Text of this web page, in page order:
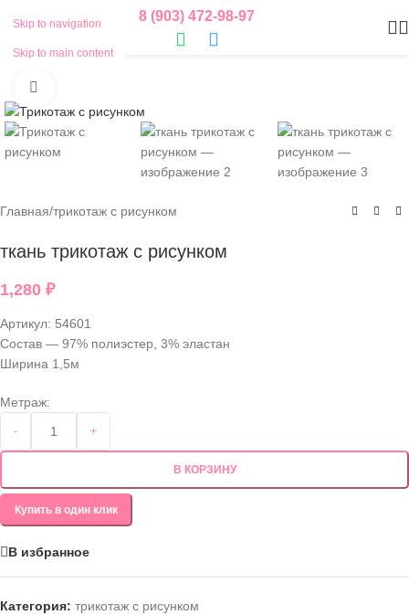
Skip to navigation
Skip to main content
8 (903) 472-98-97
Главная/трикотаж с рисунком
ткань трикотаж с рисунком
1,280 ₽
Артикул: 54601
Состав — 97% полиэстер, 3% эластан
Ширина 1,5м
Метраж:
- +
В КОРЗИНУ
Купить в один клик
В избранное
Категория: трикотаж с рисунком